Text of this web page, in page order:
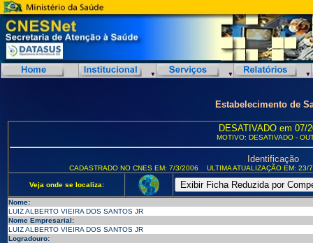
Estabelecimento de
DESATIVADO em 07/
MOTIVO: DESATIVADO -
Identificação
CADASTRADO NO CNES EM: 7/3/2006 ULTIMA ATUALIZAÇÃO EM:
Veja onde se localiza:
Nome:
LUIZ ALBERTO VIEIRA DOS SANTOS JR
Nome Empresarial:
LUIZ ALBERTO VIEIRA DOS SANTOS JR
Logradouro: